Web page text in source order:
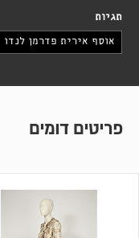
תגיות
אוסף אירית פדרמן לנדו
פריטים דומים